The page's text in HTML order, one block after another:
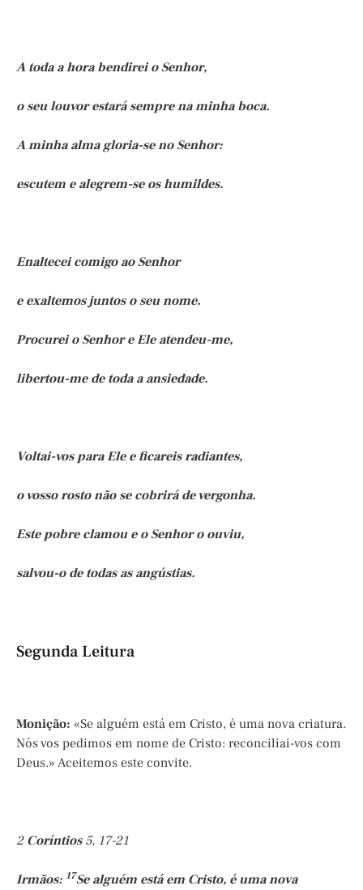
A toda a hora bendirei o Senhor,
o seu louvor estará sempre na minha boca.
A minha alma gloria-se no Senhor:
escutem e alegrem-se os humildes.
Enaltecei comigo ao Senhor
e exaltemos juntos o seu nome.
Procurei o Senhor e Ele atendeu-me,
libertou-me de toda a ansiedade.
Voltai-vos para Ele e ficareis radiantes,
o vosso rosto não se cobrirá de vergonha.
Este pobre clamou e o Senhor o ouviu,
salvou-o de todas as angústias.
Segunda Leitura
Monição: «Se alguém está em Cristo, é uma nova criatura.
Nós vos pedimos em nome de Cristo: reconciliai-vos com
Deus.» Aceitemos este convite.
2 Coríntios5, 17-21
Irmãos: 17Se alguém está em Cristo, é uma nova